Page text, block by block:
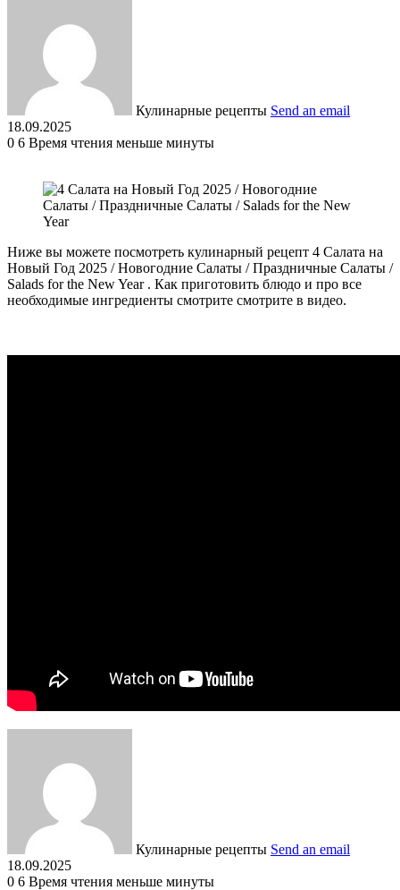
Кулинарные рецепты Send an email
18.09.2025
0 6 Время чтения меньше минуты
Ниже вы можете посмотреть кулинарный рецепт 4 Салата на
Новый Год 2025 / Новогодние Салаты / Праздничные Салаты /
Salads for the New Year . Как приготовить блюдо и про все
необходимые ингредиенты смотрите смотрите в видео.
Кулинарные рецепты Send an email
18.09.2025
0 6 Время чтения меньше минуты